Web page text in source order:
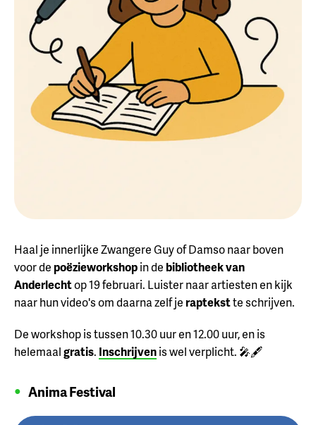
Haal je innerlijke Zwangere Guy of Damso naar boven
voor de poëzieworkshopin de bibliotheek van
Anderlechtop 19 februari. Luister naar artiesten en kijk
naar hun video's om daarna zelf je raptekstte schrijven.
De workshop is tussen 10.30 uur en 12.00 uur, en is
helemaalgratis. Inschrijvenis wel verplicht. 🎤🖋️
Anima Festival